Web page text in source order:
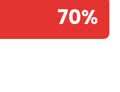
70%